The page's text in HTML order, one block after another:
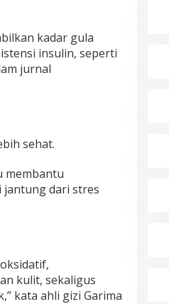
kadar gula
insulin, seperti
jurnal
sehat.
membantu
jantung dari stres
kulit, sekaligus
kata ahli gizi Garima